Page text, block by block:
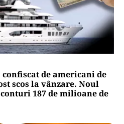
de americani de
scos la vânzare. Noul
187 de milioane de